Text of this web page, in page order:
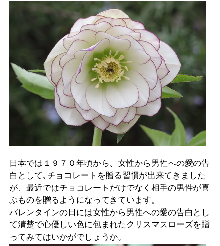
日本では１９７０年頃から、女性から男性への愛の告
白として､チョコレートを贈る習慣が出来てきました
が、最近ではチョコレートだけでなく相手の男性が喜
ぶものを贈るようになってきています。
バレンタインの日には女性から男性への愛の告白とし
て清楚で心優しい色に包まれたクリスマスローズを贈
ってみてはいかがでしょうか。